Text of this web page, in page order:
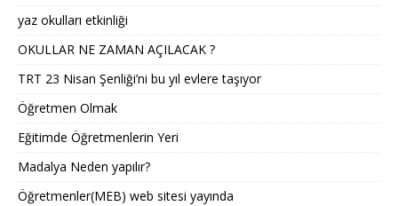
yaz okulları etkinliği
OKULLAR NE ZAMAN AÇILACAK ?
TRT 23 Nisan Şenliği’ni bu yıl evlere taşıyor
Öğretmen Olmak
Eğitimde Öğretmenlerin Yeri
Madalya Neden yapılır?
Öğretmenler(MEB) web sitesi yayında